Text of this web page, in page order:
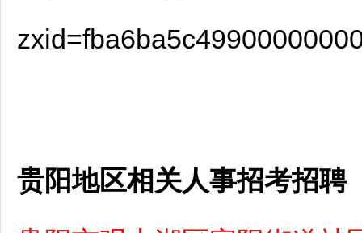
贵阳地区相关人事招考招聘